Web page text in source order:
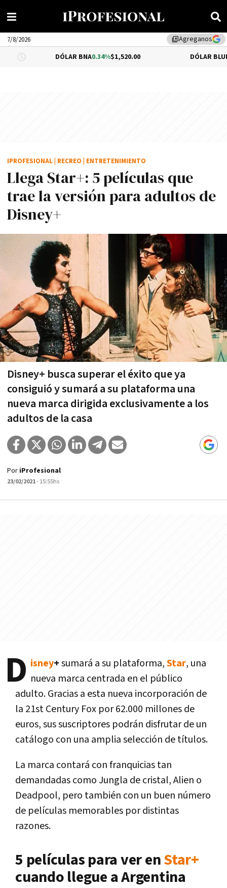
library_addAgreganos
7/8/2026
DÓLAR BNA 0.34%$1,520.00 $1,540.00
Llega Star+: 5 películas que
trae la versión para adultos de
Disney+
Disney+ busca superar el éxito que ya
consiguió y sumará a su plataforma una
nueva marca dirigida exclusivamente a los
adultos de la casa
IPROFESIONAL RECREO ENTRETENIMIENTO
Por iProfesional
23/02/2021- 15:55hs
D isney+sumará a su plataforma,Star, una
nueva marca centrada en el público
adulto. Gracias a esta nueva incorporación de
la 21st Century Fox por 62.000 millones de
euros, sus suscriptores podrán disfrutar de un
catálogo con una amplia selección de títulos.
La marca contará con franquicias tan
demandadas como Jungla de cristal, Alien o
Deadpool, pero también con un buen número
de películas memorables por distintas
razones.
5 películas para ver enStar+
cuando llegue a Argentina